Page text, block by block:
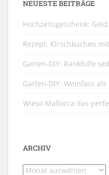
NEUESTE BEITRÄGE
Hochzeitsgeschenk:
Rezept: Kirschkuchen
Garten-DIY: Rankhilfe
Garten-DIY: Weinfass
Wieso Mallorca das
ARCHIV
Archiv